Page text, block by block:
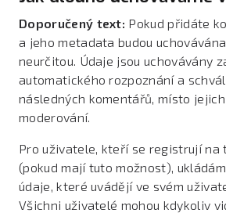
Doporučený text: Pokud přidáte
a jeho metadata budou
neurčitou. Údaje jsou uchovávány
automatického rozpoznání a
následných komentářů, místo
moderování.
Pro uživatele, kteří se registrují na
(pokud mají tuto možnost),
údaje, které uvádějí ve svém
Všichni uživatelé mohou kdykoliv